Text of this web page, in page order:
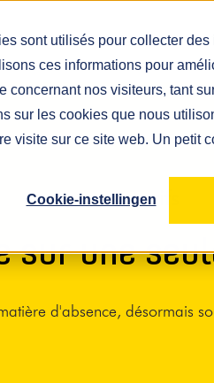
sont utilisés pour collecter
ces informations pour
nos visiteurs, tant
sur les cookies que nous
visite sur ce site web. Un petit
Cookie-instellingen
submenu for Solutions
Show submenu
Plateforme
Tarifs
sur une
d'absence, désormais